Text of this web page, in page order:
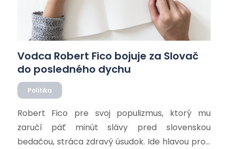
Politika
Vodca Robert Fico bojuje za Slovač
do posledného dychu
Robert Fico pre svoj populizmus, ktorý mu
zaručí päť minút slávy pred slovenskou
bedačou, stráca zdravý úsudok. Ide hlavou proti